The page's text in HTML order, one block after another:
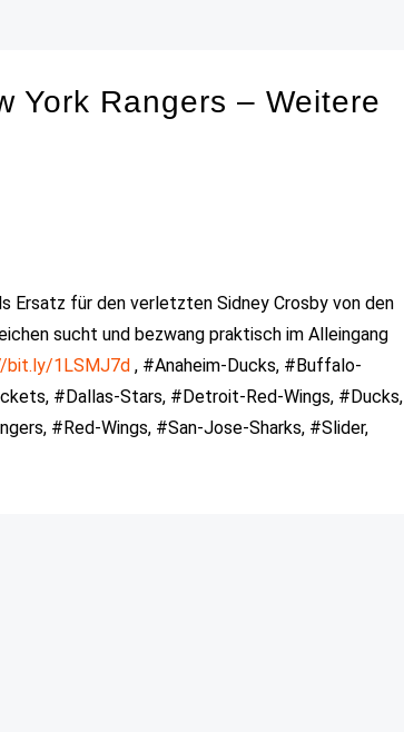
York Rangers – Weitere
Ersatz für den verletzten Sidney Crosby von den
sucht und bezwang praktisch im Alleingang
bit.ly/1LSMJ7d , #Anaheim-Ducks, #Buffalo-
#Dallas-Stars, #Detroit-Red-Wings, #Ducks,
#Red-Wings, #San-Jose-Sharks, #Slider,